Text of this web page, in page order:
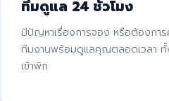
ทีมดูแล 24 ชั่วโมง
มีปัญหาเรื่องการจอง หรือต้องการ
ทีมงานพร้อมดูแลคุณตลอดเวลา ทั้
เข้าพัก